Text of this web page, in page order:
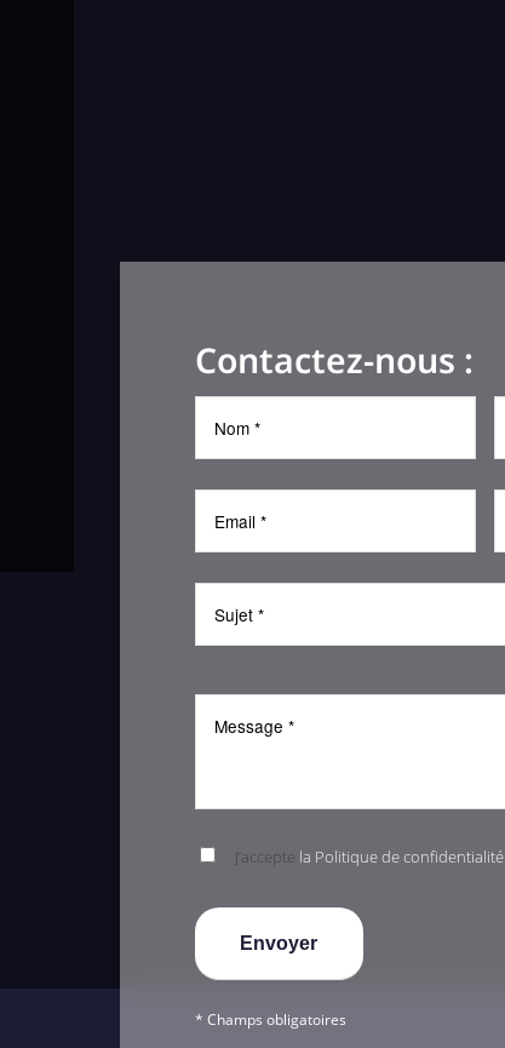
Contactez-nous :
J’accepte la Politique de confidentialité
* Champs obligatoires